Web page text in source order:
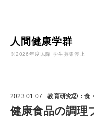
人間健康学群
※2026年度以降 学生募集停止
2023.01.07 教育研究②：食
健康食品の調理